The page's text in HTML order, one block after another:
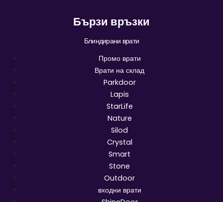
Бързи връзки
Блиндирани врати
Промо врати
Врати на склад
Parkdoor
Lapis
StarLife
Nature
Silod
Crystal
Smart
Stone
Outdoor
входни врати